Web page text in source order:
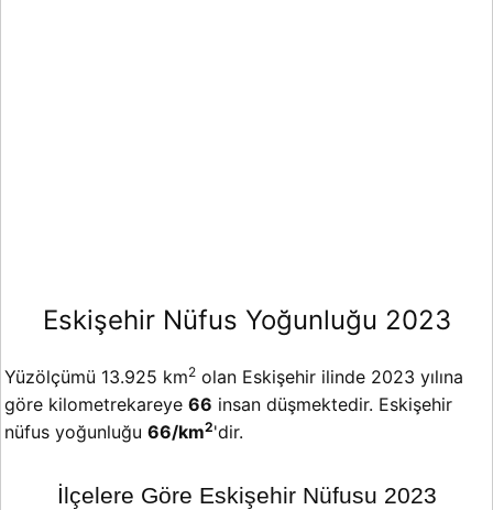
Eskişehir Nüfus Yoğunluğu 2023
Yüzölçümü 13.925 km2 olan Eskişehir ilinde 2023 yılına
göre kilometrekareye 66 insan düşmektedir. Eskişehir
nüfus yoğunluğu 66/km2'dir.
İlçelere Göre Eskişehir Nüfusu 2023